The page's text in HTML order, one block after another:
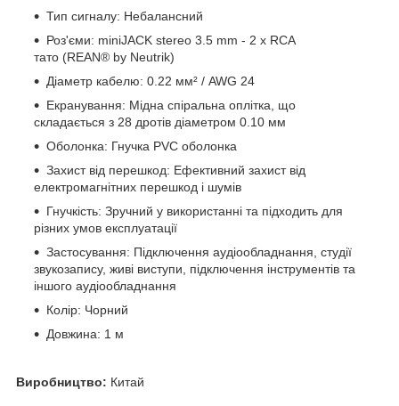
Тип сигналу: Небалансний
Роз'єми: miniJACK stereo 3.5 mm - 2 x RCA
тато (REAN® by Neutrik)
Діаметр кабелю: 0.22 мм² / AWG 24
Екранування: Мідна спіральна оплітка, що
складається з 28 дротів діаметром 0.10 мм
Оболонка: Гнучка PVC оболонка
Захист від перешкод: Ефективний захист від
електромагнітних перешкод і шумів
Гнучкість: Зручний у використанні та підходить для
різних умов експлуатації
Застосування: Підключення аудіообладнання, студії
звукозапису, живі виступи, підключення інструментів та
іншого аудіообладнання
Колір: Чорний
Довжина: 1 м
Виробництво: Китай